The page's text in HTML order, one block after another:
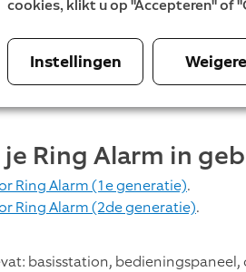
je Ring Alarm in
Ring Alarm (1e generatie).
Ring Alarm (2de generatie).
basisstation,
cookies, klikt u op "Accepteren" of
Instellingen